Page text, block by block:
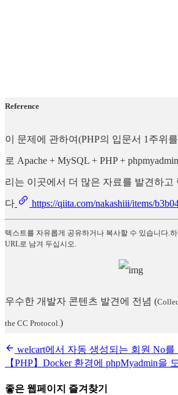
Reference
이 문제에 관하여(PHP의 입문서 1주위
로 Apache + MySQL + PHP +
리는 이곳에서 더 많은 자료를 발견하고
다 https://qiita.com/nakashiii/items/
텍스트를 자유롭게 공유하거나 복사할 수 있습니다.
URL로 남겨 두십시오.
우수한 개발자 콘텐츠 발견에 전념 (
the CC Protocol. )
welcart에서 자동 생성되는 회원 No를
【PHP】Docker 환경에 phpMyadmin을
좋은 웹페이지 즐겨찾기